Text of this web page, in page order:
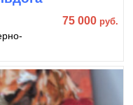
75 000 руб.